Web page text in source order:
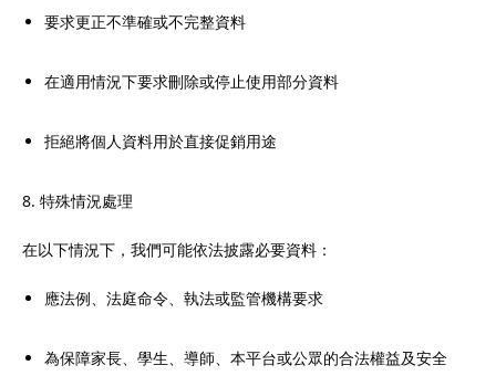
要求更正不準確或不完整資料
在適用情況下要求刪除或停止使用部分資料
拒絕將個人資料用於直接促銷用途
8. 特殊情況處理
在以下情況下，我們可能依法披露必要資料：
應法例、法庭命令、執法或監管機構要求
為保障家長、學生、導師、本平台或公眾的合法權益及安全